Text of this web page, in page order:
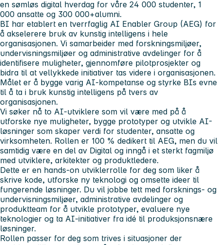
en sømløs digital hverdag for våre 24 000 studenter, 1
000 ansatte og 300 000+alumni.
BI har etablert en tverrfaglig AI Enabler Group (AEG) for
å akselerere bruk av kunstig intelligens i hele
organisasjonen. Vi samarbeider med forskningsmiljøer,
undervisningsmiljøer og administrative avdelinger for å
identifisere muligheter, gjennomføre pilotprosjekter og
bidra til at vellykkede initiativer tas videre i organisasjonen.
Målet er å bygge varig AI-kompetanse og styrke BIs evne
til å ta i bruk kunstig intelligens på tvers av
organisasjonen.
Vi søker nå to AI-utviklere som vil være med på å
utforske nye muligheter, bygge prototyper og utvikle AI-
løsninger som skaper verdi for studenter, ansatte og
virksomheten. Rollen er 100 % dedikert til AEG, men du vil
samtidig være en del av Digital og inngå i et sterkt fagmiljø
med utviklere, arkitekter og produktledere.
Dette er en hands-on utviklerrolle for deg som liker å
skrive kode, utforske ny teknologi og omsette ideer til
fungerende løsninger. Du vil jobbe tett med forsknings- og
undervisningsmiljøer, administrative avdelinger og
produktteam for å utvikle prototyper, evaluere nye
teknologier og ta AI-initiativer fra idé til produksjonsnære
løsninger.
Rollen passer for deg som trives i situasjoner der